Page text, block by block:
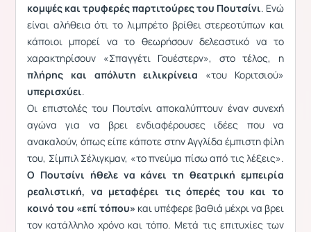
κομψές και τρυφερές παρτιτούρες του Πουτσίνι. Ενώ
είναι αλήθεια ότι το λιμπρέτο βρίθει στερεοτύπων και
κάποιοι μπορεί να το θεωρήσουν δελεαστικό να το
χαρακτηρίσουν «Σπαγγέτι Γουέστερν», στο τέλος, η
πλήρης και απόλυτη ειλικρίνεια «του Κοριτσιού»
υπερισχύει.
Οι επιστολές του Πουτσίνι αποκαλύπτουν έναν συνεχή
αγώνα για να βρει ενδιαφέρουσες ιδέες που να
ανακαλούν, όπως είπε κάποτε στην Αγγλίδα έμπιστη φίλη
του, Σίμπιλ Σέλιγκμαν, «το πνεύμα πίσω από τις λέξεις».
Ο Πουτσίνι ήθελε να κάνει τη θεατρική εμπειρία
ρεαλιστική, να μεταφέρει τις όπερές του και το
κοινό του «επί τόπου» και υπέφερε βαθιά μέχρι να βρει
τον κατάλληλο χρόνο και τόπο. Μετά τις επιτυχίες των